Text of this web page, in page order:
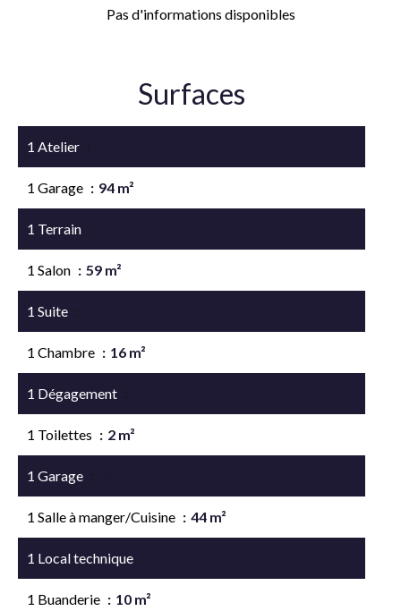
Pas d'informations disponibles
Surfaces
1 Atelier
1 Garage 94 m²
1 Terrain
1 Salon 59 m²
1 Suite
1 Chambre 16 m²
1 Dégagement
1 Toilettes 2 m²
1 Garage
1 Salle à manger/Cuisine 44 m²
1 Local technique
1 Buanderie 10 m²